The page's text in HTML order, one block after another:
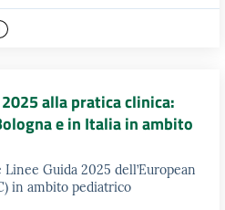
2025 alla pratica clinica:
e in Italia in ambito
Guida 2025 dell’European
in ambito pediatrico